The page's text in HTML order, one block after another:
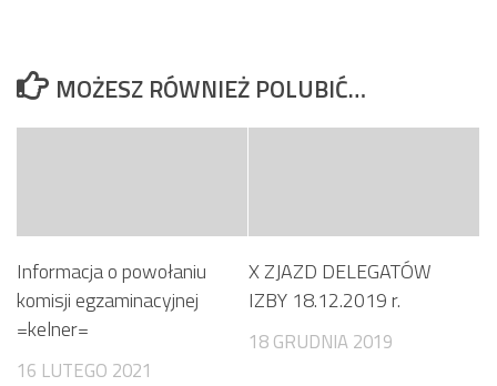
MOŻESZ RÓWNIEŻ POLUBIĆ…
Informacja o powołaniu
komisji egzaminacyjnej
=kelner=
16 LUTEGO 2021
X ZJAZD DELEGATÓW
IZBY 18.12.2019 r.
18 GRUDNIA 2019